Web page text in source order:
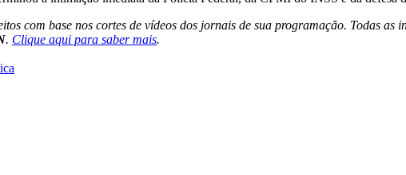
com base nos cortes de vídeos dos jornais de sua programação. Todas
. Clique aqui para saber mais.